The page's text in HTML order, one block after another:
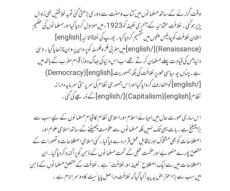
وقت گزرنے کے ساتھ مسلمانوں میں کتاب و سنت سے دوری بڑھتی گئی تو یہ خلافتیں بھی زوال
پزیر ہوگئی۔ خلافت عثمانیہ کے آخری خلیفہ کو 1923ء میں معزول کر دیا گیا اور مسلمانوں کی عظیم
الشان خلافت کو چالیس ملکوں میں تقسیم کر دیا گیا۔یورپ کی نشاۃ ثانیہ[english]
(Renaissance)[/english] میں مغربی فکر و فلسفہ کو پروان پروان چڑھایا گیا۔ وہی
دنیا جس کی قیادت پہلے مسلمان کرتے تھے اب اس دنیا کی بھاگ دوڑ اقوام مغرب کے ہاتھ میں
ہے۔چناں چہ سیاسی طور پر خلافت کی جگہ جمہوریت [english](Democracy)
[/english]کو متعارف کروایا گیا اور اس جمہوری نظام کی سرپرستی سرمایہ دارانہ
نظام[english](Capitalism)[/english] کے ذریعے کی گئی۔
اس ساری صورت حال میں احیائے اسلام اور اسلامی نظام کا قیام مسلمانوں کے لیے سب سے
بڑا چیلنج ہے۔بات یہی تک نہیں بلکہ مسلمانوں سے حکومت چھیننے کے ساتھ اسلامی علوم اور
اصطلاحات کو بھی مشکوک اور ناقابل عمل قرار دے دیا گیا۔ کئی اسلامی اصطلاحات و تصورات کے
متعلق پورے منصوبے او رحکمت عملی کے تحت مسلمانوں کے ذہن کو پراگندہ کر دیا گیا ۔ان
اصطلاحات میں سے ایک اصطلاح ”خلیفہ اور خلافت “ہے۔خلافت کے متعلق مسلمانوں کے ذہن
میں سب سے بڑا اعتراض یہ پیدا کیا گیا کہ خلافت در اصل پاپائیت کا دوسرا نام ہے۔